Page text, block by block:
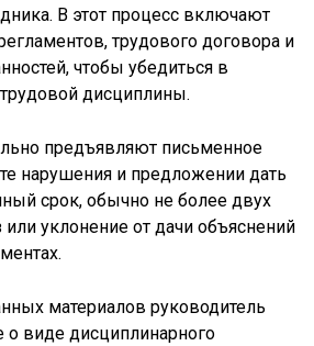
В этот процесс включают
трудового договора и
чтобы убедиться в
дисциплины.
предъявляют письменное
нарушения и предложении дать
срок, обычно не более двух
или уклонение от дачи объяснений
материалов руководитель
виде дисциплинарного